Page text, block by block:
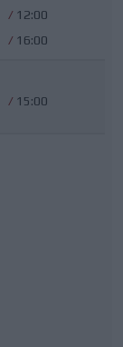
/ 12:00
/ 16:00
/ 15:00